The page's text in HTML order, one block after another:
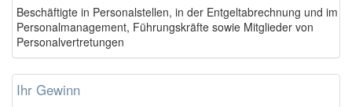
Beschäftigte in Personalstellen, in der Entgeltabrechnung und im
Personalmanagement, Führungskräfte sowie Mitglieder von
Personalvertretungen
Ihr Gewinn